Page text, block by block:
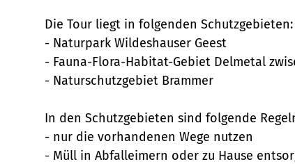
Die Tour liegt in folgenden Schutzgebieten:
- Naturpark Wildeshauser Geest
- Fauna-Flora-Habitat-Gebiet Delmetal
- Naturschutzgebiet Brammer
In den Schutzgebieten sind folgende
- nur die vorhandenen Wege nutzen
- Müll in Abfalleimern oder zu Hause